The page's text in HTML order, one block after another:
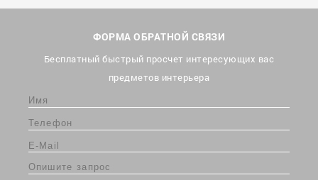
ФОРМА ОБРАТНОЙ СВЯЗИ
Бесплатный быстрый просчет интересующих вас
предметов интерьера